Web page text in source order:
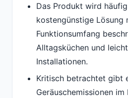
Das Produkt wird
kostengünstige Lösung
Funktionsumfang
Alltagsküchen und
Installationen.
Kritisch betrachtet gibt
Geräuschemissionen